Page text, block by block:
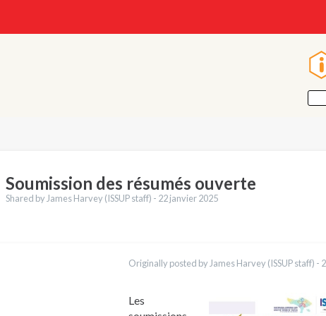
Soumission des résumés ouverte
Shared by James Harvey (ISSUP staff) - 22 janvier 2025
Originally posted by James Harvey (ISSUP staff) -
Les